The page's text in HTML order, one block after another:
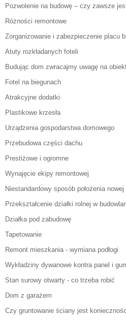
Pozwolenie na budowę – czy zawsze
Różności remontowe
Zorganizowanie i zabezpieczenie placu
Atuty rozkładanych foteli
Budując dom zwracajmy uwagę na
Fotel na biegunach
Atrakcyjne dodatki
Plastikowe krzesła
Urządzenia gospodarstwa domowego
Przebudowa części dachu
Prestiżowe i ogromne
Wynajęcie ekipy remontowej
Niestandardowy sposób położenia
Przekształcenie działki rolnej w
Działka pod zabudowę
Tapetowanie
Remont mieszkania - wymiana podłogi
Wykładziny dywanowe kontra panel i
Stan surowy otwarty - co trzeba robić
Dom z garażem
Czy gruntowanie ściany jest